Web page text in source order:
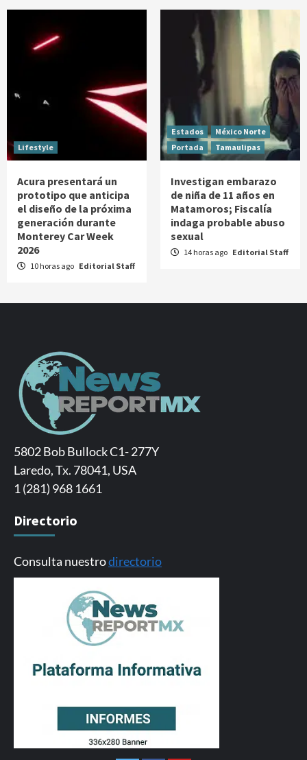
Lifestyle
Acura presentará un
prototipo que anticipa
el diseño de la próxima
generación durante
Monterey Car Week
2026
10 horas ago Editorial Staff
Estados
México Norte
Portada
Tamaulipas
Investigan embarazo
de niña de 11 años en
Matamoros; Fiscalía
indaga probable abuso
sexual
14 horas ago Editorial Staff
5802 Bob Bullock C1- 277Y
Laredo, Tx. 78041, USA
1 (281) 968 1661
Directorio
Consulta nuestrodirectorio